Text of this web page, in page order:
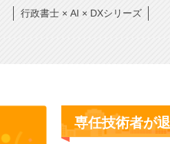
行政書士 × AI × DXシリーズ
専任技術者が